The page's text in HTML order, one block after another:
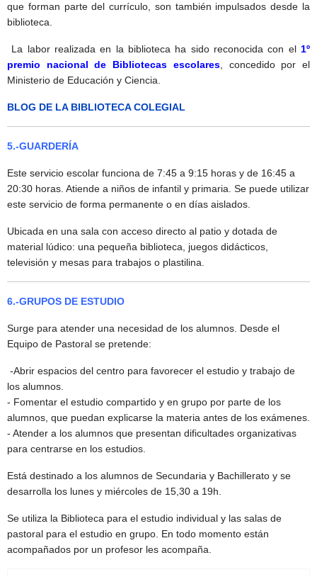
que forman parte del currículo, son también impulsados desde la
biblioteca.
La labor realizada en la biblioteca ha sido reconocida con el 1º
premio nacional de Bibliotecas escolares, concedido por el
Ministerio de Educación y Ciencia.
BLOG DE LA BIBLIOTECA COLEGIAL
5.-GUARDERÍA
Este servicio escolar funciona de 7:45 a 9:15 horas y de 16:45 a
20:30 horas. Atiende a niños de infantil y primaria. Se puede utilizar
este servicio de forma permanente o en días aislados.
Ubicada en una sala con acceso directo al patio y dotada de
material lúdico: una pequeña biblioteca, juegos didácticos,
televisión y mesas para trabajos o plastilina.
6.-GRUPOS DE ESTUDIO
Surge para atender una necesidad de los alumnos. Desde el
Equipo de Pastoral se pretende:
-Abrir espacios del centro para favorecer el estudio y trabajo de
los alumnos.
- Fomentar el estudio compartido y en grupo por parte de los
alumnos, que puedan explicarse la materia antes de los exámenes.
- Atender a los alumnos que presentan dificultades organizativas
para centrarse en los estudios.
Está destinado a los alumnos de Secundaria y Bachillerato y se
desarrolla los lunes y miércoles de 15,30 a 19h.
Se utiliza la Biblioteca para el estudio individual y las salas de
pastoral para el estudio en grupo. En todo momento están
acompañados por un profesor les acompaña.